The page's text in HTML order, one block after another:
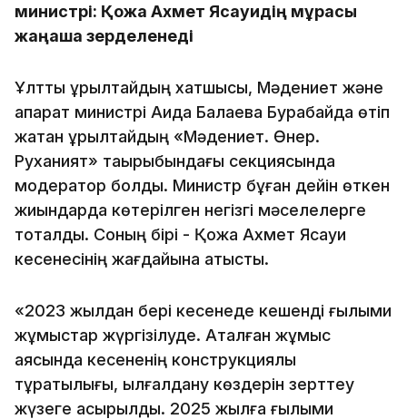
министрі: Қожа Ахмет Ясауидің мұрасы
жаңаша зерделенеді
Ұлттық құрылтайдың хатшысы, Мәдениет және
ақпарат министрі Аида Балаева Бурабайда өтіп
жатқан құрылтайдың «Мәдениет. Өнер.
Руханият» тақырыбындағы секциясында
модератор болды. Министр бұған дейін өткен
жиындарда көтерілген негізгі мәселелерге
тоқталды. Соның бірі - Қожа Ахмет Ясауи
кесенесінің жағдайына қатысты.
«2023 жылдан бері кесенеде кешенді ғылыми
жұмыстар жүргізілуде. Аталған жұмыс
аясында кесененің конструкциялық
тұрақтылығы, ылғалдану көздерін зерттеу
жүзеге асырылды. 2025 жылға ғылыми